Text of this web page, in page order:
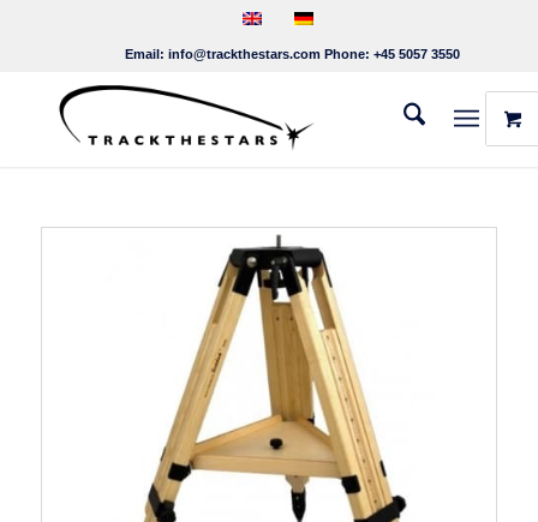
Email: info@trackthestars.com Phone: +45 5057 3550